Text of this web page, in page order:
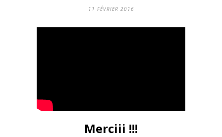
11 FÉVRIER 2016
Merciii !!!